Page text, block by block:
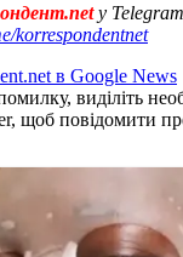
у
korrespondentnet
в Google News
виділіть
щоб повідомити